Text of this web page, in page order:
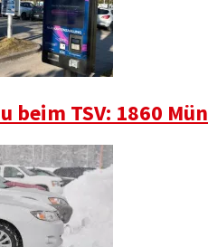
beim TSV: 1860